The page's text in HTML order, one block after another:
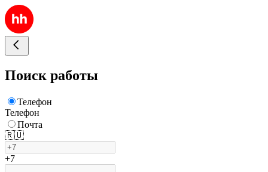
Поиск работы
Телефон
Телефон
Почта
🇷🇺
+7